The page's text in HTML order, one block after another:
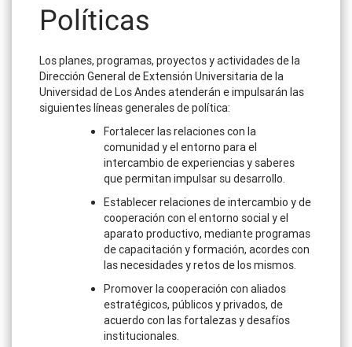
Políticas
Los planes, programas, proyectos y actividades de la
Dirección General de Extensión Universitaria de la
Universidad de Los Andes atenderán e impulsarán las
siguientes líneas generales de política:
Fortalecer las relaciones con la
comunidad y el entorno para el
intercambio de experiencias y saberes
que permitan impulsar su desarrollo.
Establecer relaciones de intercambio y de
cooperación con el entorno social y el
aparato productivo, mediante programas
de capacitación y formación, acordes con
las necesidades y retos de los mismos.
Promover la cooperación con aliados
estratégicos, públicos y privados, de
acuerdo con las fortalezas y desafíos
institucionales.